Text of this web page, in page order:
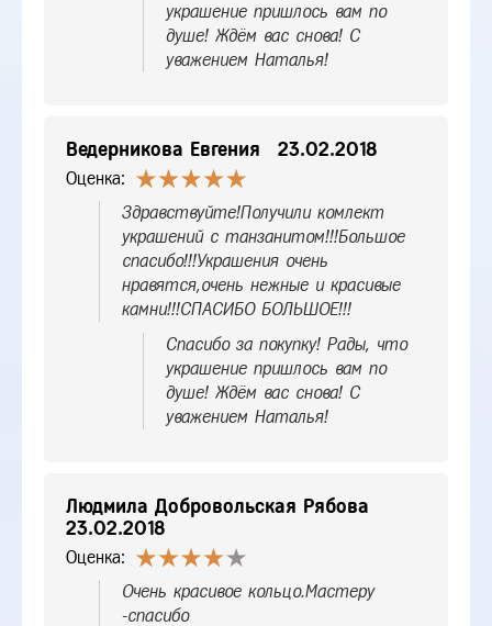
украшение пришлось вам по
душе! Ждём вас снова! С
уважением Наталья!
Ведерникова Евгения 23.02.2018
Оценка:
Здравствуйте!Получили комлект
украшений с танзанитом!!!Большое
спасибо!!!Украшения очень
нравятся,очень нежные и красивые
камни!!!СПАСИБО БОЛЬШОЕ!!!
Спасибо за покупку! Рады, что
украшение пришлось вам по
душе! Ждём вас снова! С
уважением Наталья!
Людмила Добровольская Рябова
23.02.2018
Оценка:
Очень красивое кольцо.Мастеру
-спасибо